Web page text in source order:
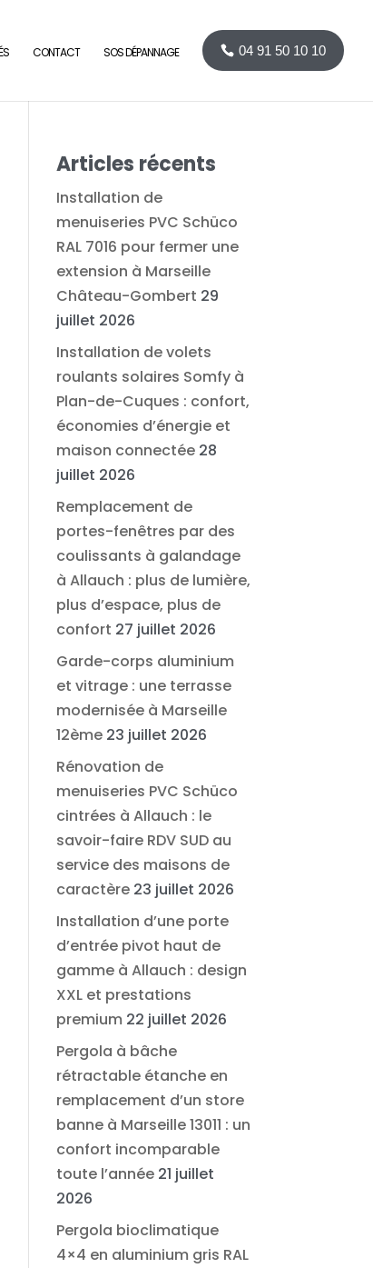
CONTACT SOS DÉPANNAGE 04 91 50 10 10
Articles récents
Installation de
menuiseries PVC Schüco
RAL 7016 pour fermer une
extension à Marseille
Château-Gombert 29
juillet 2026
Installation de volets
roulants solaires Somfy à
Plan-de-Cuques : confort,
économies d’énergie et
maison connectée 28
juillet 2026
Remplacement de
portes-fenêtres par des
coulissants à galandage
à Allauch : plus de lumière,
plus d’espace, plus de
confort 27 juillet 2026
Garde-corps aluminium
et vitrage : une terrasse
modernisée à Marseille
12ème 23 juillet 2026
Rénovation de
menuiseries PVC Schüco
cintrées à Allauch : le
savoir-faire RDV SUD au
service des maisons de
caractère 23 juillet 2026
Installation d’une porte
d’entrée pivot haut de
gamme à Allauch : design
XXL et prestations
premium 22 juillet 2026
Pergola à bâche
rétractable étanche en
remplacement d’un store
banne à Marseille 13011 : un
confort incomparable
toute l’année 21 juillet
2026
Pergola bioclimatique
4×4 en aluminium gris RAL